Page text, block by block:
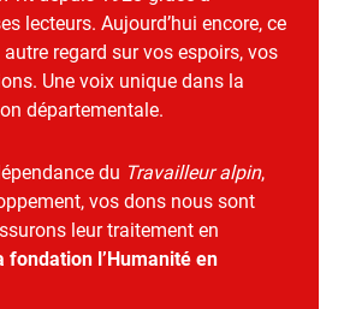
lecteurs. Aujourd’hui encore, ce
regard sur vos espoirs, vos
Une voix unique dans la
départementale.
du Travailleur alpin,
vos dons nous sont
leur traitement en
fondation l’Humanité en